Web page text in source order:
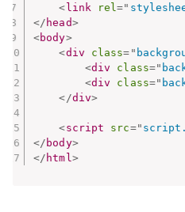
< link rel="
</ head>
<body>
<div class= "
<div class="
<div class="
</div>
<script src="
</ body>
</ html >